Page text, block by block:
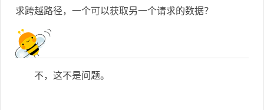
求跨越路径，一个可以获取另一个请求的数据？
不，这不是问题。